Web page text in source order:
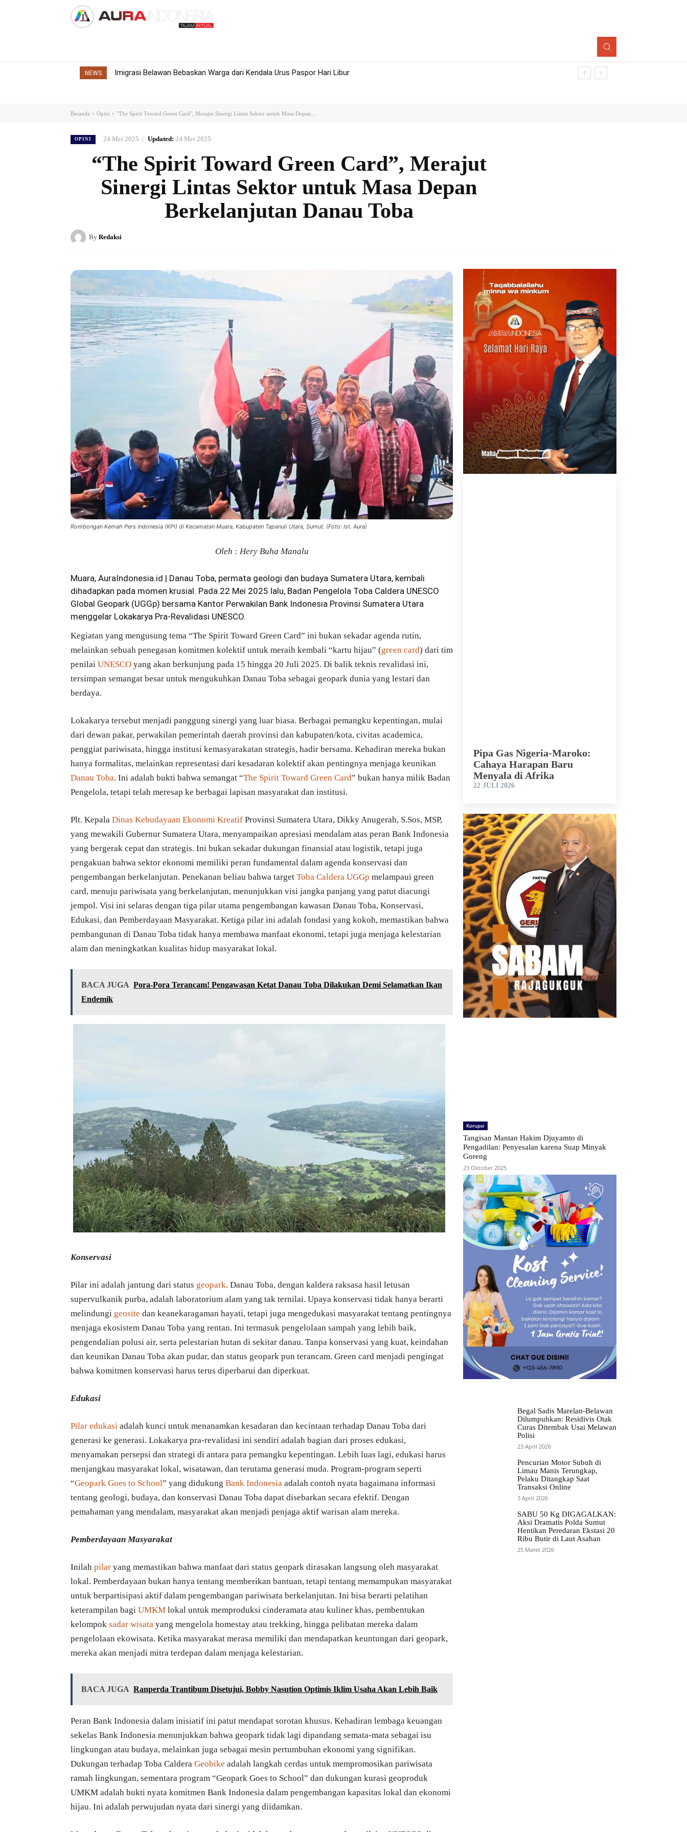
NEWS Imigrasi Belawan Bebaskan Warga dari Kendala Urus Paspor Hari Libur
Beranda Opini "The Spirit Toward Green Card", Merajut Sinergi Lintas Sektor untuk Masa Depan...
OPINI 24 Mei 2025 Updated: 24 Mei 2025
“The Spirit Toward Green Card”, Merajut
Sinergi Lintas Sektor untuk Masa Depan
Berkelanjutan Danau Toba
By Redaksi
Rombongan Kemah Pers Indonesia (KPI) di Kecamatan Muara, Kabupaten Tapanuli Utara, Sumut. (Foto: Ist. Aura)
Oleh : Hery Buha Manalu
Muara, AuraIndonesia.id | Danau Toba, permata geologi dan budaya Sumatera Utara, kembali
dihadapkan pada momen krusial. Pada 22 Mei 2025 lalu, Badan Pengelola Toba Caldera UNESCO
Global Geopark (UGGp) bersama Kantor Perwakilan Bank Indonesia Provinsi Sumatera Utara
menggelar Lokakarya Pra-Revalidasi UNESCO.
Kegiatan yang mengusung tema “The Spirit Toward Green Card” ini bukan sekadar agenda rutin,
melainkan sebuah penegasan komitmen kolektif untuk meraih kembali “kartu hijau” (green card) dari tim
penilai UNESCO yang akan berkunjung pada 15 hingga 20 Juli 2025. Di balik teknis revalidasi ini,
tersimpan semangat besar untuk mengukuhkan Danau Toba sebagai geopark dunia yang lestari dan
berdaya.
Lokakarya tersebut menjadi panggung sinergi yang luar biasa. Berbagai pemangku kepentingan, mulai
dari dewan pakar, perwakilan pemerintah daerah provinsi dan kabupaten/kota, civitas academica,
penggiat pariwisata, hingga institusi kemasyarakatan strategis, hadir bersama. Kehadiran mereka bukan
hanya formalitas, melainkan representasi dari kesadaran kolektif akan pentingnya menjaga keunikan
Danau Toba. Ini adalah bukti bahwa semangat “The Spirit Toward Green Card” bukan hanya milik Badan
Pengelola, tetapi telah meresap ke berbagai lapisan masyarakat dan institusi.
Plt. Kepala Dinas Kebudayaan Ekonomi Kreatif Provinsi Sumatera Utara, Dikky Anugerah, S.Sos, MSP,
yang mewakili Gubernur Sumatera Utara, menyampaikan apresiasi mendalam atas peran Bank Indonesia
yang bergerak cepat dan strategis. Ini bukan sekadar dukungan finansial atau logistik, tetapi juga
pengakuan bahwa sektor ekonomi memiliki peran fundamental dalam agenda konservasi dan
pengembangan berkelanjutan. Penekanan beliau bahwa target Toba Caldera UGGp melampaui green
card, menuju pariwisata yang berkelanjutan, menunjukkan visi jangka panjang yang patut diacungi
jempol. Visi ini selaras dengan tiga pilar utama pengembangan kawasan Danau Toba, Konservasi,
Edukasi, dan Pemberdayaan Masyarakat. Ketiga pilar ini adalah fondasi yang kokoh, memastikan bahwa
pembangunan di Danau Toba tidak hanya membawa manfaat ekonomi, tetapi juga menjaga kelestarian
alam dan meningkatkan kualitas hidup masyarakat lokal.
BACA JUGA Pora-Pora Terancam! Pengawasan Ketat Danau Toba Dilakukan Demi Selamatkan Ikan
Endemik
Konservasi
Pilar ini adalah jantung dari status geopark. Danau Toba, dengan kaldera raksasa hasil letusan
supervulkanik purba, adalah laboratorium alam yang tak ternilai. Upaya konservasi tidak hanya berarti
melindungi geosite dan keanekaragaman hayati, tetapi juga mengedukasi masyarakat tentang pentingnya
menjaga ekosistem Danau Toba yang rentan. Ini termasuk pengelolaan sampah yang lebih baik,
pengendalian polusi air, serta pelestarian hutan di sekitar danau. Tanpa konservasi yang kuat, keindahan
dan keunikan Danau Toba akan pudar, dan status geopark pun terancam. Green card menjadi pengingat
bahwa komitmen konservasi harus terus diperbarui dan diperkuat.
Edukasi
Pilar edukasi adalah kunci untuk menanamkan kesadaran dan kecintaan terhadap Danau Toba dari
generasi ke generasi. Lokakarya pra-revalidasi ini sendiri adalah bagian dari proses edukasi,
menyamakan persepsi dan strategi di antara para pemangku kepentingan. Lebih luas lagi, edukasi harus
menjangkau masyarakat lokal, wisatawan, dan terutama generasi muda. Program-program seperti
“Geopark Goes to School” yang didukung Bank Indonesia adalah contoh nyata bagaimana informasi
tentang geologi, budaya, dan konservasi Danau Toba dapat disebarkan secara efektif. Dengan
pemahaman yang mendalam, masyarakat akan menjadi penjaga aktif warisan alam mereka.
Pemberdayaan Masyarakat
Inilah pilar yang memastikan bahwa manfaat dari status geopark dirasakan langsung oleh masyarakat
lokal. Pemberdayaan bukan hanya tentang memberikan bantuan, tetapi tentang memampukan masyarakat
untuk berpartisipasi aktif dalam pengembangan pariwisata berkelanjutan. Ini bisa berarti pelatihan
keterampilan bagi UMKM lokal untuk memproduksi cinderamata atau kuliner khas, pembentukan
kelompok sadar wisata yang mengelola homestay atau trekking, hingga pelibatan mereka dalam
pengelolaan ekowisata. Ketika masyarakat merasa memiliki dan mendapatkan keuntungan dari geopark,
mereka akan menjadi mitra terdepan dalam menjaga kelestarian.
BACA JUGA Ranperda Trantibum Disetujui, Bobby Nasution Optimis Iklim Usaha Akan Lebih Baik
Peran Bank Indonesia dalam inisiatif ini patut mendapat sorotan khusus. Kehadiran lembaga keuangan
sekelas Bank Indonesia menunjukkan bahwa geopark tidak lagi dipandang semata-mata sebagai isu
lingkungan atau budaya, melainkan juga sebagai mesin pertumbuhan ekonomi yang signifikan.
Dukungan terhadap Toba Caldera Geobike adalah langkah cerdas untuk mempromosikan pariwisata
ramah lingkungan, sementara program “Geopark Goes to School” dan dukungan kurasi geoproduk
UMKM adalah bukti nyata komitmen Bank Indonesia dalam pengembangan kapasitas lokal dan ekonomi
hijau. Ini adalah perwujudan nyata dari sinergi yang diidamkan.
Pipa Gas Nigeria-Maroko:
Cahaya Harapan Baru
Menyala di Afrika
22 JULI 2026
Korupsi
Tangisan Mantan Hakim Djuyamto di
Pengadilan: Penyesalan karena Suap Minyak
Goreng
23 Oktober 2025
Begal Sadis Marelan-Belawan
Dilumpuhkan: Residivis Otak
Curas Ditembak Usai Melawan
Polisi
23 April 2026
Pencurian Motor Subuh di
Limau Manis Terungkap,
Pelaku Ditangkap Saat
Transaksi Online
3 April 2026
SABU 50 Kg DIGAGALKAN:
Aksi Dramatis Polda Sumut
Hentikan Peredaran Ekstasi 20
Ribu Butir di Laut Asahan
25 Maret 2026